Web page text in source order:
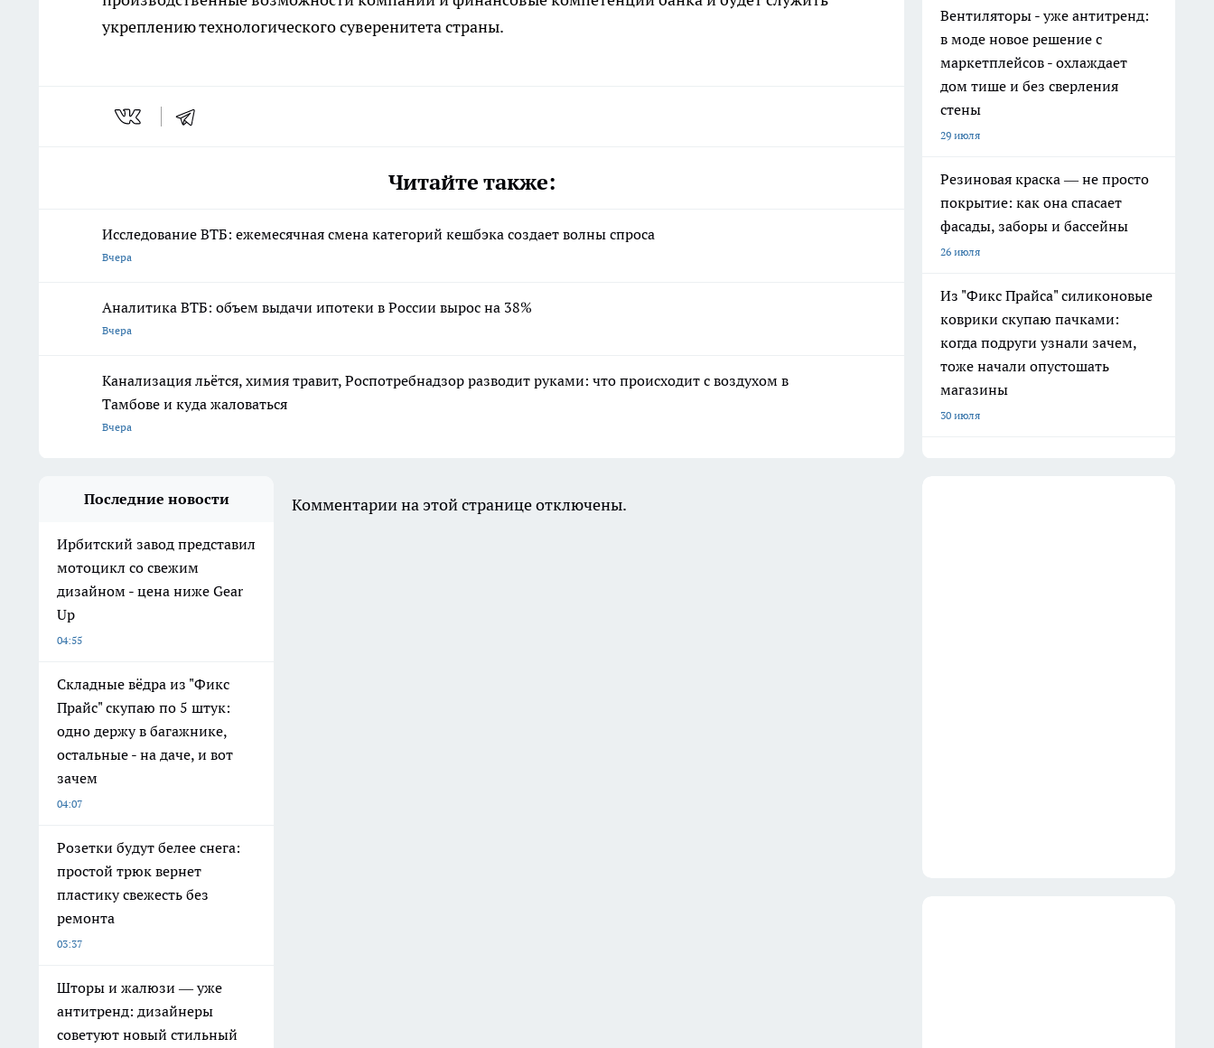
укреплению технологического суверенитета страны.
Читайте также:
Исследование ВТБ: ежемесячная смена категорий кешбэка создает волны спроса
Вчера
Аналитика ВТБ: объем выдачи ипотеки в России вырос на 38%
Вчера
Канализация льётся, химия травит, Роспотребнадзор разводит руками: что происходит с воздухом в
Тамбове и куда жаловаться
Вчера
Вентиляторы - уже антитренд:
в моде новое решение с
маркетплейсов - охлаждает
дом тише и без сверления
стены
29 июля
Резиновая краска — не просто
покрытие: как она спасает
фасады, заборы и бассейны
26 июля
Из "Фикс Прайса" силиконовые
коврики скупаю пачками:
когда подруги узнали зачем,
тоже начали опустошать
магазины
30 июля
Последние новости
Ирбитский завод представил
мотоцикл со свежим
дизайном - цена ниже Gear
Up
04:55
Складные вёдра из "Фикс
Прайс" скупаю по 5 штук:
одно держу в багажнике,
остальные - на даче, и вот
зачем
04:07
Розетки будут белее снега:
простой трюк вернет
пластику свежесть без
ремонта
03:37
Шторы и жалюзи — уже
антитренд: дизайнеры
советуют новый стильный
Комментарии на этой странице отключены.